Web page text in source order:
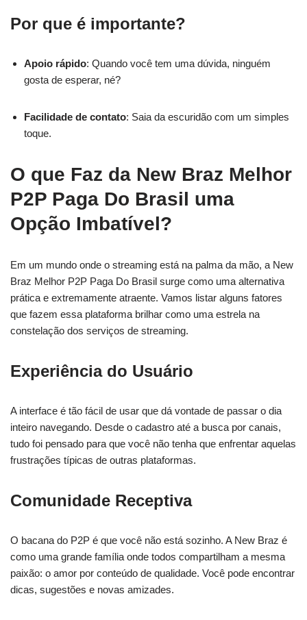
Por que é importante?
Apoio rápido: Quando você tem uma dúvida, ninguém
gosta de esperar, né?
Facilidade de contato: Saia da escuridão com um simples
toque.
O que Faz da New Braz Melhor
P2P Paga Do Brasil uma
Opção Imbatível?
Em um mundo onde o streaming está na palma da mão, a New
Braz Melhor P2P Paga Do Brasil surge como uma alternativa
prática e extremamente atraente. Vamos listar alguns fatores
que fazem essa plataforma brilhar como uma estrela na
constelação dos serviços de streaming.
Experiência do Usuário
A interface é tão fácil de usar que dá vontade de passar o dia
inteiro navegando. Desde o cadastro até a busca por canais,
tudo foi pensado para que você não tenha que enfrentar aquelas
frustrações típicas de outras plataformas.
Comunidade Receptiva
O bacana do P2P é que você não está sozinho. A New Braz é
como uma grande família onde todos compartilham a mesma
paixão: o amor por conteúdo de qualidade. Você pode encontrar
dicas, sugestões e novas amizades.